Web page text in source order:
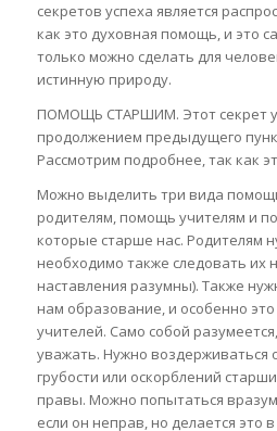
секретов успеха является
как это духовная помощь, и это
только можно сделать для
истинную природу.
ПОМОЩЬ СТАРШИМ. Этот секрет
продолжением предыдущего
Рассмотрим подробнее, так как
Можно выделить три вида
родителям, помощь учителям и
которые старше нас. Родителям
необходимо также следовать их
наставления разумны). Также
нам образование, и особенно
учителей. Само собой
уважать. Нужно воздерживаться
грубости или оскорблений
правы. Можно попытаться
если он неправ, но делается это